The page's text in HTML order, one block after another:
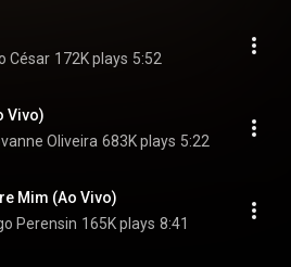
César 172K plays 5:52
Vivo)
Oliveira 683K plays 5:22
Mim (Ao Vivo)
Perensin 165K plays 8:41